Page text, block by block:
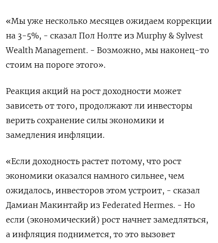
«Мы уже несколько месяцев ожидаем коррекции
на 3-5%, - сказал Пол Нолте из Murphy & Sylvest
Wealth Management. - Возможно, мы наконец-то
стоим на пороге этого».
Реакция акций на рост доходности может
зависеть от того, продолжают ли инвесторы
верить сохранение силы экономики и
замедления инфляции.
«Если доходность растет потому, что рост
экономики оказался намного сильнее, чем
ожидалось, инвесторов этом устроит, - сказал
Дамиан Макинтайр из Federated Hermes. - Но
если (экономический) рост начнет замедляться,
а инфляция поднимется, то это вызовет